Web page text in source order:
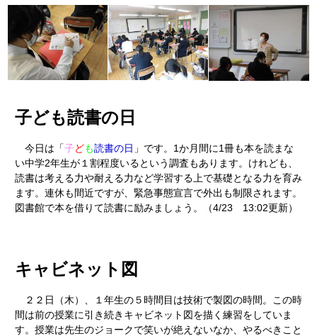
子ども読書の日
今日は「子ども読書の日 」です。1か月間に1冊も本を読まな
い中学2年生が１割程度いるという調査もあります。けれども、
読書は考える力や耐える力など学習する上で基礎となる力を育み
ます。連休も間近ですが、緊急事態宣言で外出も制限されます。
図書館で本を借りて読書に励みましょう。（4/23 13:02更新）
キャビネット図
２２日（木）、１年生の５時間目は技術で製図の時間。この時
間は前の授業に引き続きキャビネット図を描く練習をしていま
す。授業は先生のジョークで笑いが絶えないなか、やるべきこと